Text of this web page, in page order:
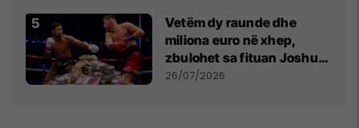
Vetëm dy raunde dhe
miliona euro në xhep,
zbulohet sa fituan Joshua
e Prenga
26/07/2026